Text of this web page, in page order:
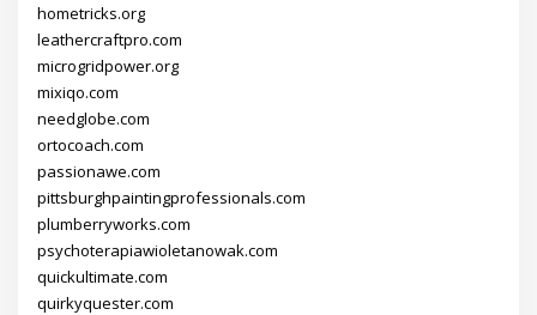
hometricks.org
leathercraftpro.com
microgridpower.org
mixiqo.com
needglobe.com
ortocoach.com
passionawe.com
pittsburghpaintingprofessionals.com
plumberryworks.com
psychoterapiawioletanowak.com
quickultimate.com
quirkyquester.com